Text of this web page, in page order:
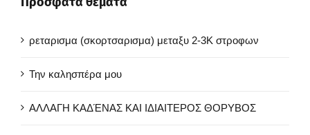
ρεταρισμα (σκορτσαρισμα) μεταξυ 2-3Κ στροφων
Την καλησπέρα μου
ΑΛΛΑΓΗ ΚΑΔΈΝΑΣ ΚΑΙ ΙΔΙΑΙΤΕΡΟΣ ΘΟΡΥΒΟΣ